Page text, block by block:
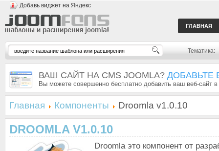
Добавь виджет на Яндекс
ГЛАВНАЯ
Тематика:
ВАШ САЙТ НА CMS JOOMLA? ДОБАВЬТЕ
Вы можете совершенно бесплатно добавить ваш веб-сайт
Главная Компоненты Droomla v1.0.10
DROOMLA V1.0.10
Droomla это компонент от